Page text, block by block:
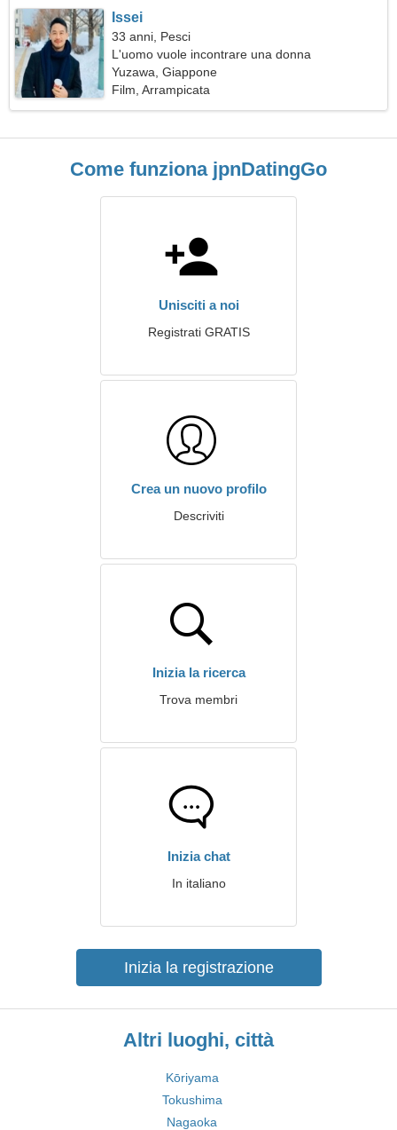
Issei
33 anni, Pesci
L'uomo vuole incontrare una donna
Yuzawa, Giappone
Film, Arrampicata
Come funziona jpnDatingGo
Unisciti a noi
Registrati GRATIS
Crea un nuovo profilo
Descriviti
Inizia la ricerca
Trova membri
Inizia chat
In italiano
Inizia la registrazione
Altri luoghi, città
Kōriyama
Tokushima
Nagaoka